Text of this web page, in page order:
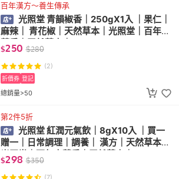
百年漢方～養生傳承
光照堂 青韻椒香｜250gX1入 ｜果仁｜
麻辣｜ 青花椒｜天然草本｜光照堂｜百年中
藥房｜天然草本｜
$250 $280
(2)
總銷量>50
折價券 登記
第2件5折
光照堂 紅潤元氣飲｜8gX10入 ｜買一
贈一｜日常調理｜調養｜ 漢方｜天然草本｜
光照堂｜百年中藥房｜天然草本｜
$298 $350
(7)